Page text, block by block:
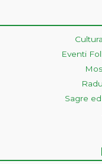
Eventi
Sagre